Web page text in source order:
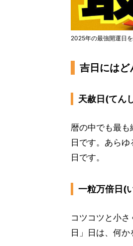
2025年の最強開運日
吉日にはど
天赦日(てん
暦の中でも最
日です。あら
日です。
一粒万倍日(
コツコツと小
日」日は、何